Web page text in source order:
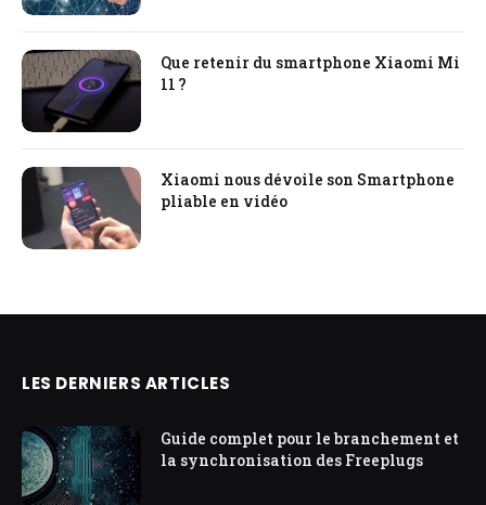
Que retenir du smartphone Xiaomi Mi
11 ?
Xiaomi nous dévoile son Smartphone
pliable en vidéo
LES DERNIERS ARTICLES
Guide complet pour le branchement et
la synchronisation des Freeplugs